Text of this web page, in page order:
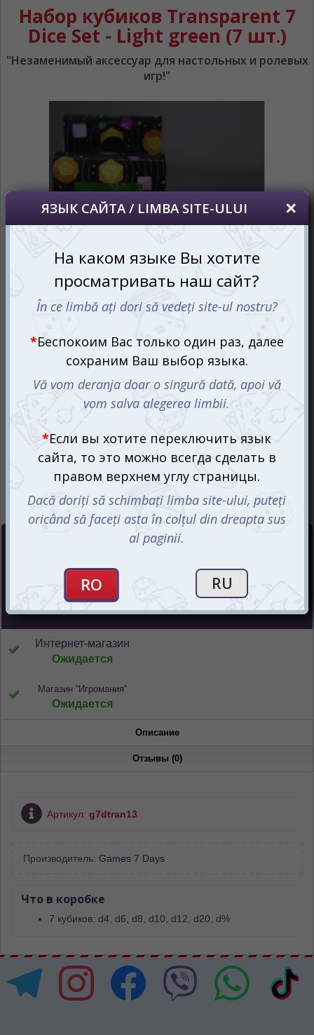
Набор кубиков Transparent 7
Dice Set - Light green (7 шт.)
"Незаменимый аксессуар для настольных и ролевых
игр!"
СООБЩИТЬ О ПОСТУПЛЕНИИ
Интернет-магазин
Ожидается
Магазин “Игромания”
Ожидается
Описание
Отзывы (0)
Артикул: g7dtran13
Производитель: Games 7 Days
Что в коробке
7 кубиков: d4, d6, d8, d10, d12, d20, d%
просматривать наш сайт?
În ce limbă ați dori să vedeți site-ul nostru?
Беспокоим Вас только один раз, далее
сохраним Ваш выбор языка.
Vă vom deranja doar o singură dată, apoi vă
сайта, то это можно всегда сделать в
правом верхнем углу страницы.
Dacă doriți să schimbați limba site-ului, puteți
oricând să faceți asta în colțul din dreapta sus
al paginii.
RO RU